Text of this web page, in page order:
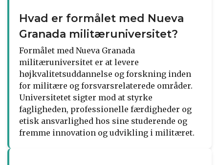
Hvad er formålet med Nueva
Granada militæruniversitet?
Formålet med Nueva Granada
militæruniversitet er at levere
højkvalitetsuddannelse og forskning inden
for militære og forsvarsrelaterede områder.
Universitetet sigter mod at styrke
fagligheden, professionelle færdigheder og
etisk ansvarlighed hos sine studerende og
fremme innovation og udvikling i militæret.